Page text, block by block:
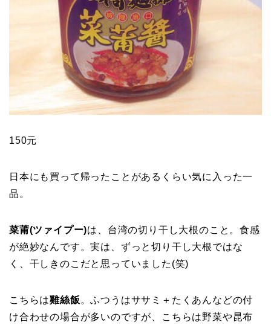
150元
日本にも買って帰ったことがあるくらい気に入った一
品。
菜莆(ツァイプー)は、台湾の切り干し大根のこと。食感
が絶妙なんです。実は、ずっと切り干し大根ではな
く、干しきのこだと思っていました(笑)
こちらは雞絲飯 。ふつうはササミ＋たくあんなどの付
け合わせの場合が多いのですが、こちらは野菜や昆布